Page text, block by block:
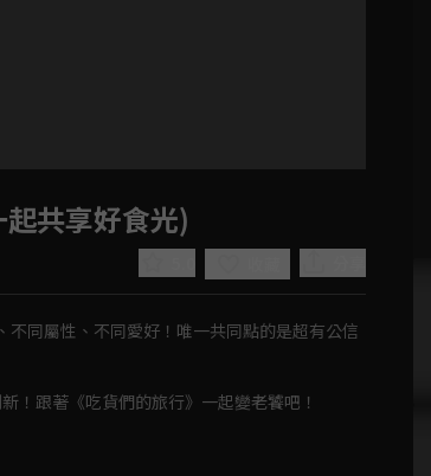
共享好食光)
同屬性、不同愛好！唯一共同點的是超有公信
！跟著《吃貨們的旅行》一起變老饕吧！